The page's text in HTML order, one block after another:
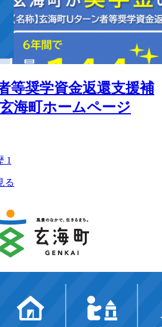
等奨学資金返還支援補
海町ホームページ
1
る